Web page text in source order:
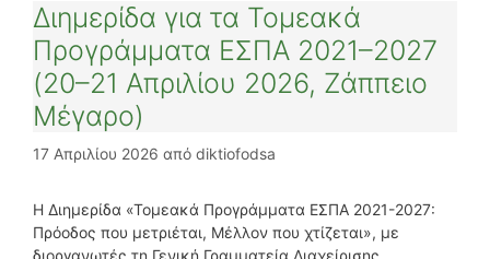
Διημερίδα για τα Τομεακά
Προγράμματα ΕΣΠΑ 2021–2027
(20–21 Απριλίου 2026, Ζάππειο
Μέγαρο)
17 Απριλίου 2026 από diktiofodsa
Η Διημερίδα «Τομεακά Προγράμματα ΕΣΠΑ 2021-2027:
Πρόοδος που μετριέται, Μέλλον που χτίζεται», με
διοργανωτές τη Γενική Γραμματεία Διαχείρισης